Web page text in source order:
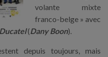
volante mixte
franco-belge » avec
(Dany Boon).
depuis toujours, mais